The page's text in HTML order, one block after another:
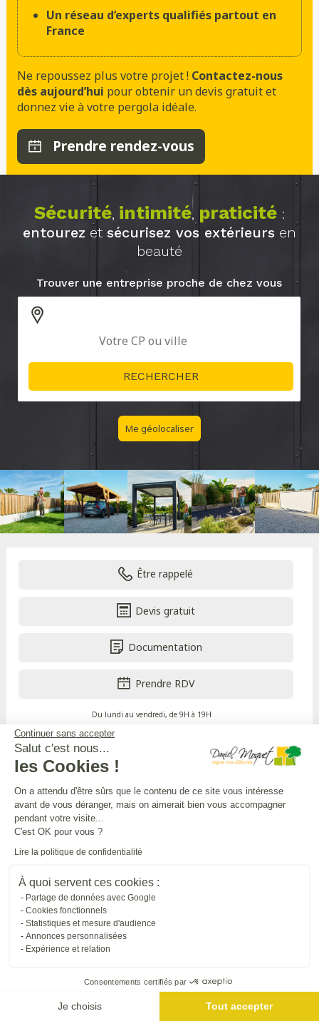
Continuer sans accepter
Salut c'est nous...
les Cookies !
On a attendu d'être sûrs que le contenu de ce site vous intéresse
avant de vous déranger, mais on aimerait bien vous accompagner
pendant votre visite...
C'est OK pour vous ?
Lire la politique de confidentialité
À quoi servent ces cookies :
Partage de données avec Google
Cookies fonctionnels
Statistiques et mesure d'audience
Annonces personnalisées
Expérience et relation
Consentements certifiés par
Je choisis Tout accepter
Un réseau d’experts qualifiés partout en
France
Ne repoussez plus votre projet ! Contactez-nous
dès aujourd’hui pour obtenir un devis gratuit et
donnez vie à votre pergola idéale.
Prendre rendez-vous
Sécurité, intimité, praticité:
entourez et sécurisez vos extérieurs en
beauté
Trouver une entreprise proche de chez vous
Me géolocaliser
Être rappelé
Devis gratuit
Documentation
Prendre RDV
Du lundi au vendredi, de 9H à 19H
APPEL GRATUIT DEPUIS UN POSTE FIXE
DANIEL MOQUET CLÔTURES
L'UNIVERS DANIEL MOQUET
Tous nos sites internet